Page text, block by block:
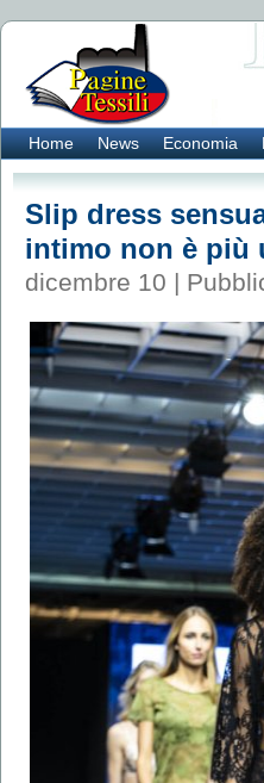
Home News Economia
Slip dress
intimo non è più
dicembre 10 |